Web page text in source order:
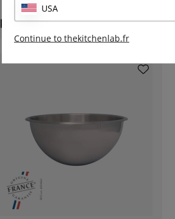
pd. 18 €
USA
Continue to thekitchenlab.fr